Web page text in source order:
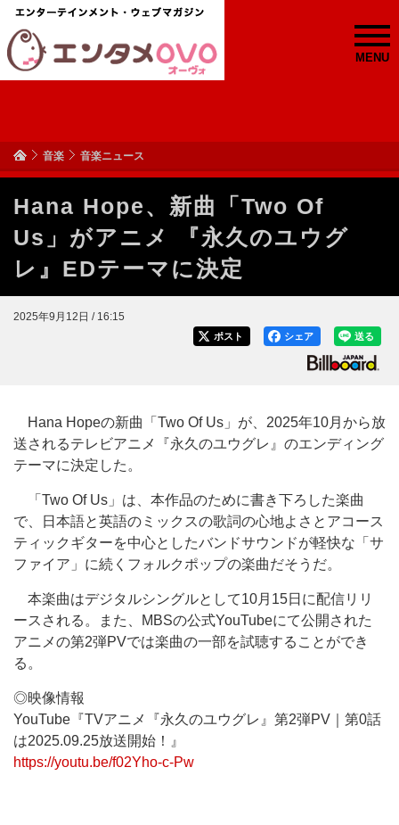
MENU
音楽 音楽ニュース
Hana Hope、新曲「Two Of
Us」がアニメ 『永久のユウグ
レ』EDテーマに決定
2025年9月12日 / 16:15
送る
シェア
ポスト
Hana Hopeの新曲「Two Of Us」が、2025年10月から放
送されるテレビアニメ『永久のユウグレ』のエンディング
テーマに決定した。
「Two Of Us」は、本作品のために書き下ろした楽曲
で、日本語と英語のミックスの歌詞の心地よさとアコース
ティックギターを中心としたバンドサウンドが軽快な「サ
ファイア」に続くフォルクポップの楽曲だそうだ。
本楽曲はデジタルシングルとして10月15日に配信リリ
ースされる。また、MBSの公式YouTubeにて公開された
アニメの第2弾PVでは楽曲の一部を試聴することができ
る。
◎映像情報
YouTube『TVアニメ『永久のユウグレ』第2弾PV｜第0話
は2025.09.25放送開始！』
https://youtu.be/f02Yho-c-Pw